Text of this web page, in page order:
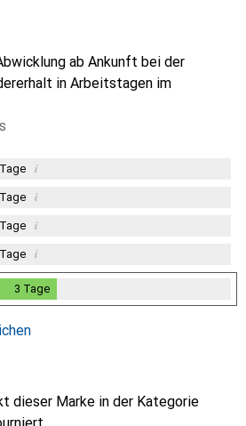
ab Ankunft bei der
in Arbeitstagen im
i
i
i
i
3 Tage
dieser Marke in der Kategorie